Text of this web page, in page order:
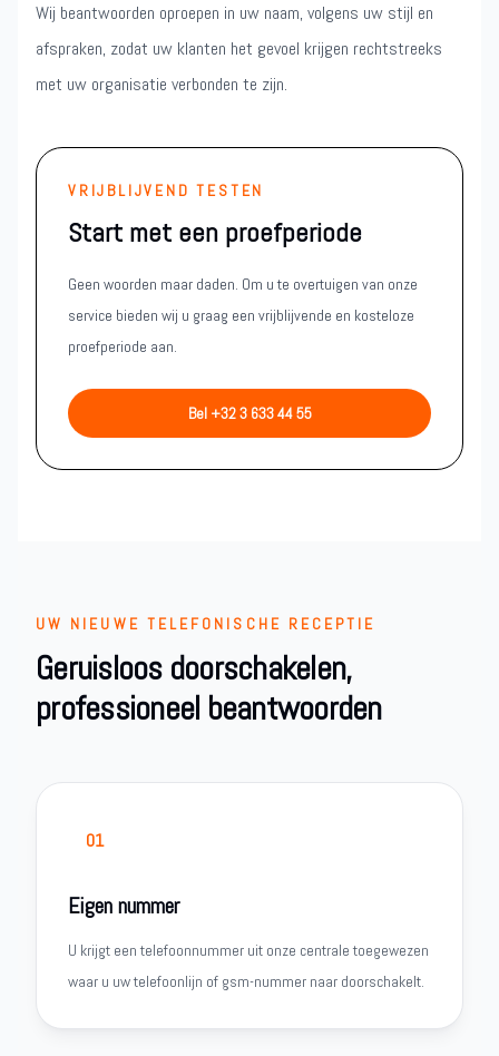
Wij beantwoorden oproepen in uw naam, volgens uw stijl en
afspraken, zodat uw klanten het gevoel krijgen rechtstreeks
met uw organisatie verbonden te zijn.
VRIJBLIJVEND TESTEN
Start met een proefperiode
Geen woorden maar daden. Om u te overtuigen van onze
service bieden wij u graag een vrijblijvende en kosteloze
proefperiode aan.
Bel +32 3 633 44 55
UW NIEUWE TELEFONISCHE RECEPTIE
Geruisloos doorschakelen,
professioneel beantwoorden
01
Eigen nummer
U krijgt een telefoonnummer uit onze centrale toegewezen
waar u uw telefoonlijn of gsm-nummer naar doorschakelt.